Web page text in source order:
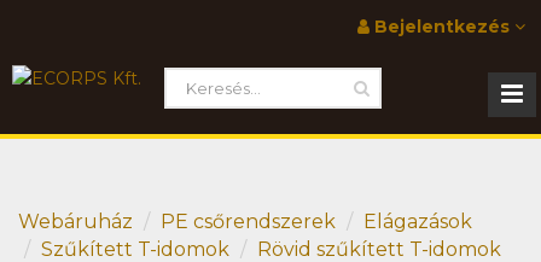
Bejelentkezés
Webáruház PE csőrendszerek
Elágazások
Szűkített T-idomok
Rövid szűkített T-idomok